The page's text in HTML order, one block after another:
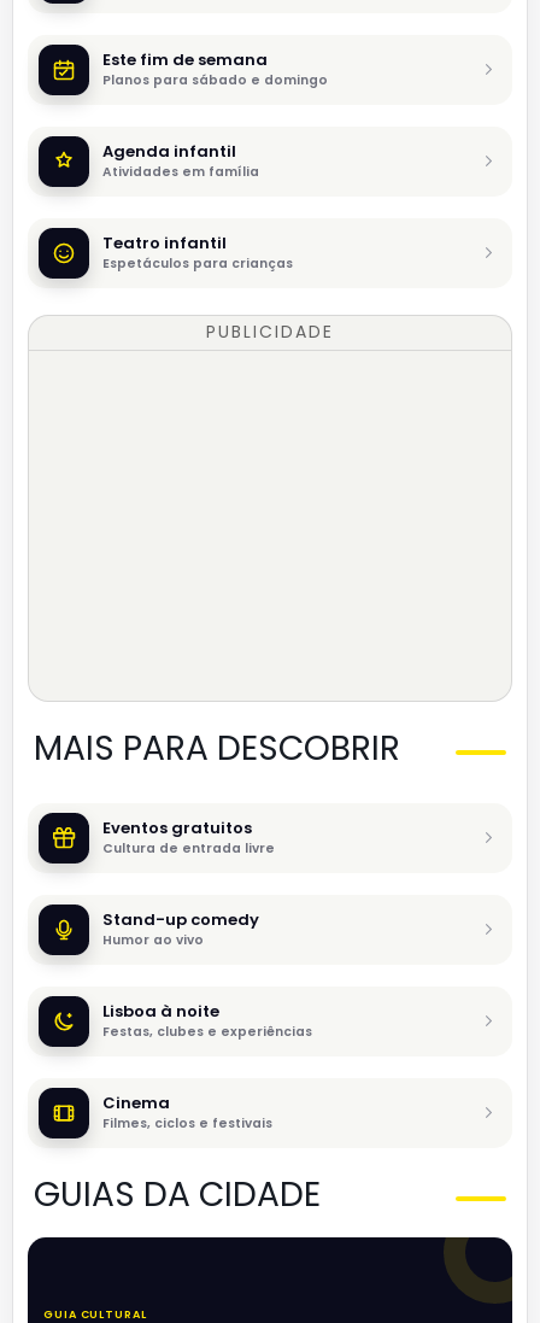
Este fim de semana
Planos para sábado e domingo
Agenda infantil
Atividades em família
Teatro infantil
Espetáculos para crianças
PUBLICIDADE
MAIS PARA DESCOBRIR
Eventos gratuitos
Cultura de entrada livre
Stand-up comedy
Humor ao vivo
Lisboa à noite
Festas, clubes e experiências
Cinema
Filmes, ciclos e festivais
GUIAS DA CIDADE
GUIA CULTURAL